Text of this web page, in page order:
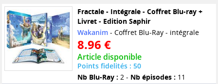
Fractale - Intégrale - Coffret Blu-ray +
Livret - Edition Saphir
Wakanim- Coffret Blu-Ray - intégrale
8.96 €
Article disponible
Points fidelités : 50
Nb Blu-Ray : 2 - Nb épisodes : 11